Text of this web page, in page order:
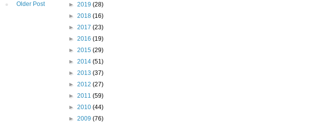
Older Post
► 2019 (28)
► 2018 (16)
► 2017 (23)
► 2016 (19)
► 2015 (29)
► 2014 (51)
► 2013 (37)
► 2012 (27)
► 2011 (59)
► 2010 (44)
► 2009 (76)